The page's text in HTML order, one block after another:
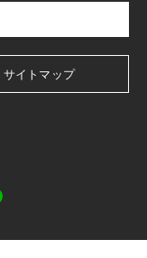
サイトマップ